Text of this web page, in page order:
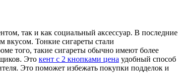
так и как социальный аксессуар. В последние
Тонкие сигареты стали
того, такие сигареты обычно имеют более
Это кент с 2 кнопками цена удобный способ
Это поможет избежать покупки подделок и